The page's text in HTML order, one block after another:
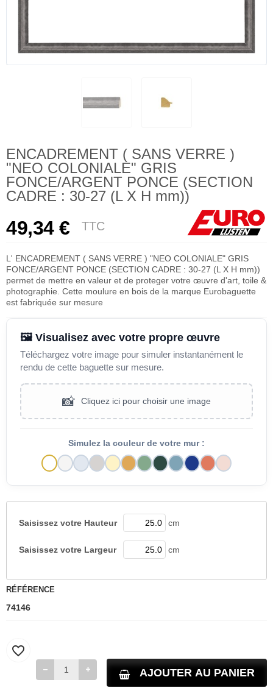
ENCADREMENT ( SANS VERRE )
"NEO COLONIALE" GRIS
FONCE/ARGENT PONCE (SECTION
CADRE : 30-27 (L X H mm))
49,34 € TTC
L' ENCADREMENT ( SANS VERRE ) "NEO COLONIALE" GRIS
FONCE/ARGENT PONCE (SECTION CADRE : 30-27 (L X H mm))
permet de mettre en valeur et de proteger votre œuvre d'art, toile &
photographie. Cette moulure en bois de la marque Eurobaguette
est fabriquée sur mesure
🖼️ Visualisez avec votre propre œuvre
Téléchargez votre image pour simuler instantanément le
rendu de cette baguette sur mesure.
📸 Cliquez ici pour choisir une image
Simulez la couleur de votre mur :
Saisissez votre Hauteur cm
Saisissez votre Largeur cm
RÉFÉRENCE
74146
AJOUTER AU PANIER
favorite_border